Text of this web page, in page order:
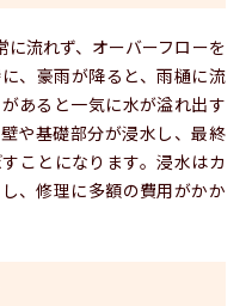
に流れず、オーバーフローを
、豪雨が降ると、雨樋に流
あると一気に水が溢れ出す
や基礎部分が浸水し、最終
ことになります。浸水はカ
、修理に多額の費用がかか